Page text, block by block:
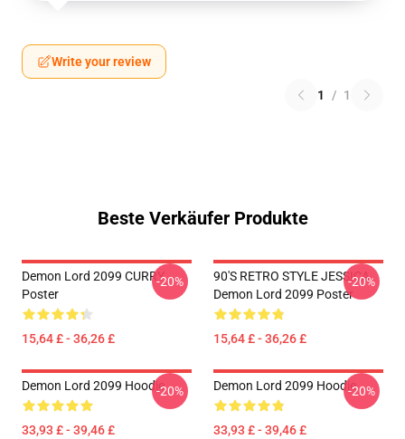
Write your review
1 / 1
Beste Verkäufer Produkte
Demon Lord 2099 CURRY
Poster
15,64 £ - 36,26 £
-20%
90'S RETRO STYLE JESSICA
Demon Lord 2099 Poster
15,64 £ - 36,26 £
-20%
Demon Lord 2099 Hoodie
33,93 £ - 39,46 £
-20% Demon Lord 2099 Hoodie
33,93 £ - 39,46 £
-20%